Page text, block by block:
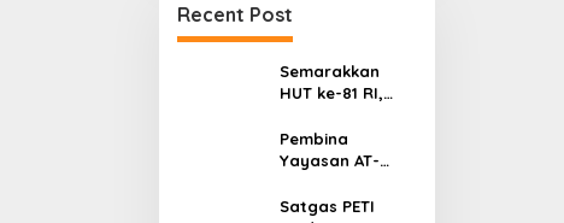
Recent Post
Semarakkan
HUT ke-81 RI,
Maraginda
Hakim Cup I
Dimulai
Pembina
Yayasan AT-
Sinunukan V
Satgas PETI